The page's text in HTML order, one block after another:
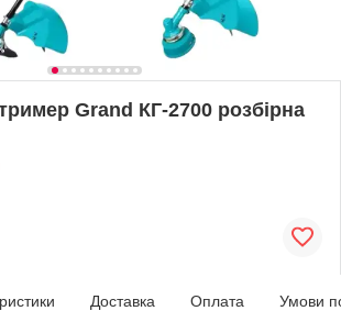
Grand КГ-2700 розбірна
Доставка Оплата Умови